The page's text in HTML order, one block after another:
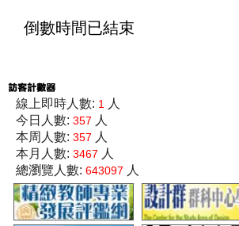
倒數時間已結束
線上即時人數: 1
人
今日人數: 357 人
本周人數: 357 人
本月人數: 3467 人
總瀏覽人數: 643097 人